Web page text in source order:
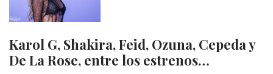
Karol G, Shakira, Feid, Ozuna, Cepeda y
De La Rose, entre los estrenos…